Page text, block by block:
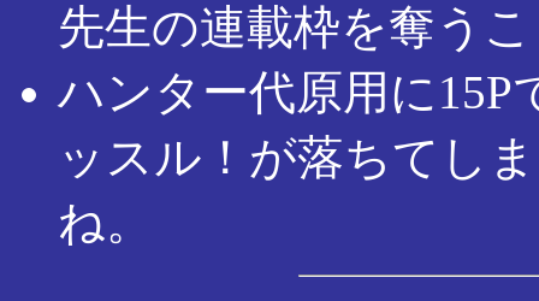
先生の連載枠を奪う
ハンター代原用に15P
ッスル！が落ちてし
ね。